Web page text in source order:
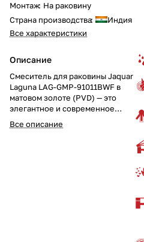
Монтаж: На раковину
Страна производства:
Индия
Все характеристики
Описание
Смеситель для раковины Jaquar
Laguna LAG-GMP-91011BWF в
матовом золоте (PVD) — это
элегантное и современное
решение для вашей ванной
комнаты. Однорычажная
Все описание